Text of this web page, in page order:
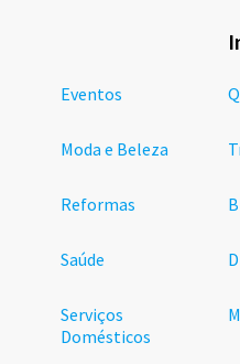
Eventos
Moda e Beleza
Reformas
Saúde
Serviços
Domésticos